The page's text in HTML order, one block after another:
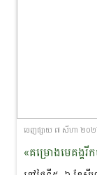
ចេញ​ផ្សាយ​ ៧ សីហា ២០